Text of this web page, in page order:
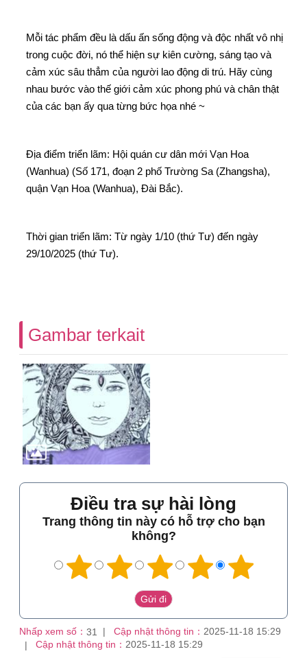
Mỗi tác phẩm đều là dấu ấn sống động và độc nhất vô nhị
trong cuộc đời, nó thể hiện sự kiên cường, sáng tạo và
cảm xúc sâu thẳm của người lao động di trú. Hãy cùng
nhau bước vào thế giới cảm xúc phong phú và chân thật
của các bạn ấy qua từng bức họa nhé ~
Địa điểm triển lãm: Hội quán cư dân mới Vạn Hoa
(Wanhua) (Số 171, đoạn 2 phố Trường Sa (Zhangsha),
quận Vạn Hoa (Wanhua), Đài Bắc).
Thời gian triển lãm: Từ ngày 1/10 (thứ Tư) đến ngày
29/10/2025 (thứ Tư).
Gambar terkait
Điều tra sự hài lòng
Trang thông tin này có hỗ trợ cho bạn
không?
Nhấp xem số： 31 Cập nhật thông tin： 2025-11-18 15:29
Cập nhật thông tin： 2025-11-18 15:29